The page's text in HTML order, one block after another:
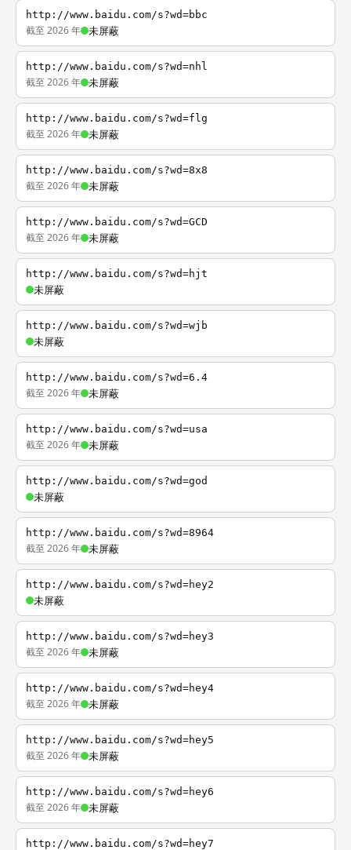
http://www.baidu.com/s?wd=bbc
截至 2026 年 未屏蔽
http://www.baidu.com/s?wd=nhl
截至 2026 年 未屏蔽
http://www.baidu.com/s?wd=flg
截至 2026 年 未屏蔽
http://www.baidu.com/s?wd=8x8
截至 2026 年 未屏蔽
http://www.baidu.com/s?wd=GCD
截至 2026 年 未屏蔽
http://www.baidu.com/s?wd=hjt
未屏蔽
http://www.baidu.com/s?wd=wjb
未屏蔽
http://www.baidu.com/s?wd=6.4
截至 2026 年 未屏蔽
http://www.baidu.com/s?wd=usa
截至 2026 年 未屏蔽
http://www.baidu.com/s?wd=god
未屏蔽
http://www.baidu.com/s?wd=8964
截至 2026 年 未屏蔽
http://www.baidu.com/s?wd=hey2
未屏蔽
http://www.baidu.com/s?wd=hey3
截至 2026 年 未屏蔽
http://www.baidu.com/s?wd=hey4
截至 2026 年 未屏蔽
http://www.baidu.com/s?wd=hey5
截至 2026 年 未屏蔽
http://www.baidu.com/s?wd=hey6
截至 2026 年 未屏蔽
http://www.baidu.com/s?wd=hey7